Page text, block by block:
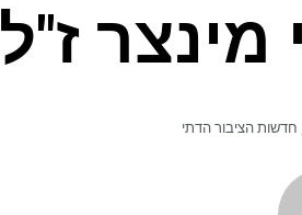
מינצר ז"ל
חדשות הציבור הדתי